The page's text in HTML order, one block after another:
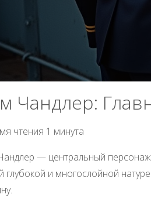
Чандлер:
чтения 1 минута
— центральный
глубокой и многослойной